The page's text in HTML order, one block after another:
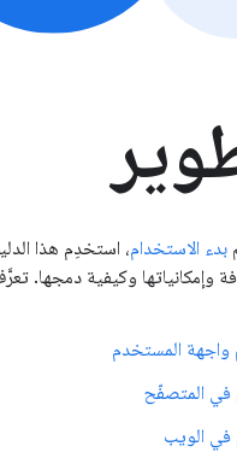
بدء الاستخدام، استخدِم هذا
وإمكانياتها وكيفية دمجها.
المستخدم
في المتصفّح
في الويب